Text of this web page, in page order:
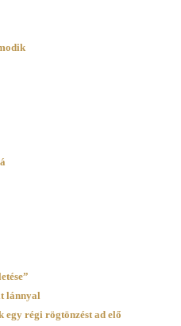
lánnyal
egy régi rögtönzést ad elő